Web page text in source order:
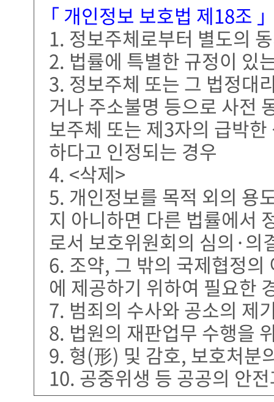
「 개인정보 보호법 제18조
1. 정보주체로부터 별도의
2. 법률에 특별한 규정이 있
3. 정보주체 또는 그 법정대
거나 주소불명 등으로 사전
보주체 또는 제3자의 급박
하다고 인정되는 경우
4. <삭제>
5. 개인정보를 목적 외의 용
지 아니하면 다른 법률에서
로서 보호위원회의 심의·의
6. 조약, 그 밖의 국제협정
에 제공하기 위하여 필요한
7. 범죄의 수사와 공소의 제
8. 법원의 재판업무 수행을
9. 형(形) 및 감호, 보호처분
10. 공중위생 등 공공의 안